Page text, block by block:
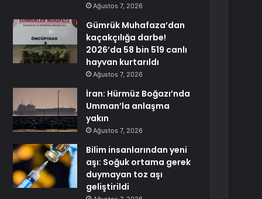
Ağustos 7, 2026
Gümrük Muhafaza’dan
kaçakçılığa darbe!
2026’da 58 bin 519 canlı
hayvan kurtarıldı
Ağustos 7, 2026
İran: Hürmüz Boğazı’nda
Umman’la anlaşma
yakın
Ağustos 7, 2026
Bilim insanlarından yeni
aşı: Soğuk ortama gerek
duymayan toz aşı
geliştirildi